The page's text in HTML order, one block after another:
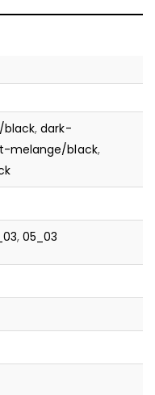
black,dark-
melange/black,
,05_03